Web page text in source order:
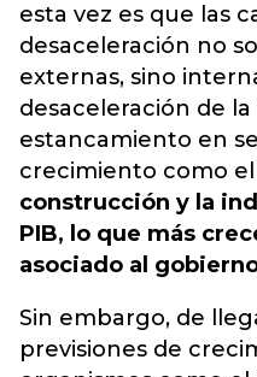
esta vez es que las
desaceleración no
externas, sino
desaceleración de
estancamiento en
crecimiento como
construcción y la
PIB, lo que más
asociado al
Sin embargo, de
previsiones de